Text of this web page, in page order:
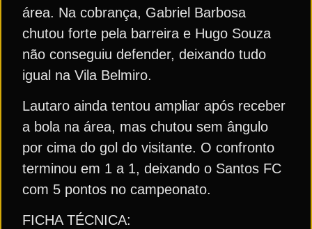
área. Na cobrança, Gabriel Barbosa
chutou forte pela barreira e Hugo Souza
não conseguiu defender, deixando tudo
igual na Vila Belmiro.
Lautaro ainda tentou ampliar após receber
a bola na área, mas chutou sem ângulo
por cima do gol do visitante. O confronto
terminou em 1 a 1, deixando o Santos FC
com 5 pontos no campeonato.
FICHA TÉCNICA: